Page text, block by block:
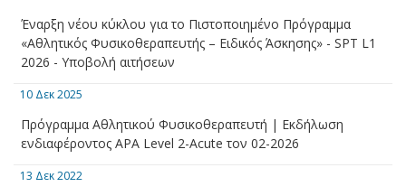
Έναρξη νέου κύκλου για το Πιστοποιημένο Πρόγραμμα
«Αθλητικός Φυσικοθεραπευτής – Ειδικός Άσκησης» - SPT L1
2026 - Υποβολή αιτήσεων
10 Δεκ 2025
Πρόγραμμα Αθλητικού Φυσικοθεραπευτή | Εκδήλωση
ενδιαφέροντος APA Level 2-Acute τον 02-2026
13 Δεκ 2022